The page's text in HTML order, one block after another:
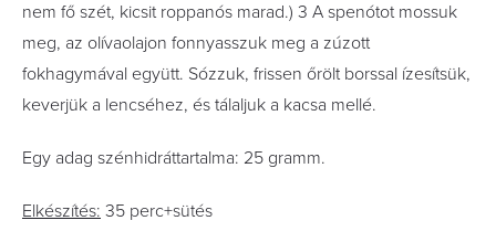
nem fő szét, kicsit roppanós marad.) 3 A spenótot mossuk
meg, az olívaolajon fonnyasszuk meg a zúzott
fokhagymával együtt. Sózzuk, frissen őrölt borssal ízesítsük,
keverjük a lencséhez, és tálaljuk a kacsa mellé.
Egy adag szénhidráttartalma: 25 gramm.
Elkészítés: 35 perc+sütés